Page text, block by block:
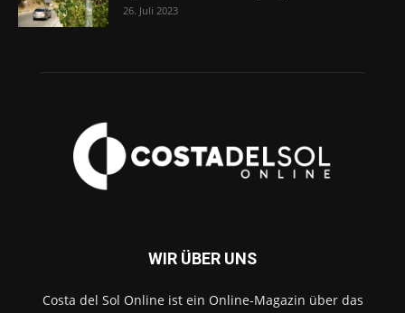
26. Juli 2023
WIR ÜBER UNS
Costa del Sol Online ist ein Online-Magazin über das